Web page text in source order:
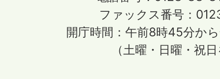
ファックス番号：
開庁時間：午前8時45分か
（土曜・日曜・祝